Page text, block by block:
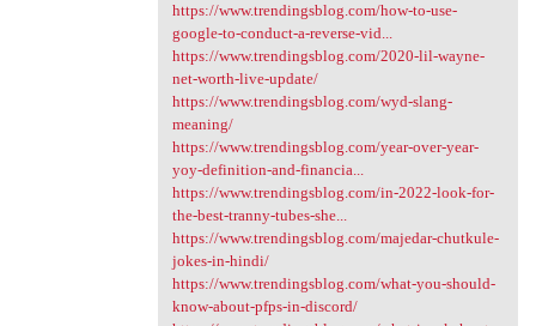
https://www.trendingsblog.com/how-to-use-
google-to-conduct-a-reverse-vid...
https://www.trendingsblog.com/2020-lil-wayne-
net-worth-live-update/
https://www.trendingsblog.com/wyd-slang-
meaning/
https://www.trendingsblog.com/year-over-year-
yoy-definition-and-financia...
https://www.trendingsblog.com/in-2022-look-for-
the-best-tranny-tubes-she...
https://www.trendingsblog.com/majedar-chutkule-
jokes-in-hindi/
https://www.trendingsblog.com/what-you-should-
know-about-pfps-in-discord/